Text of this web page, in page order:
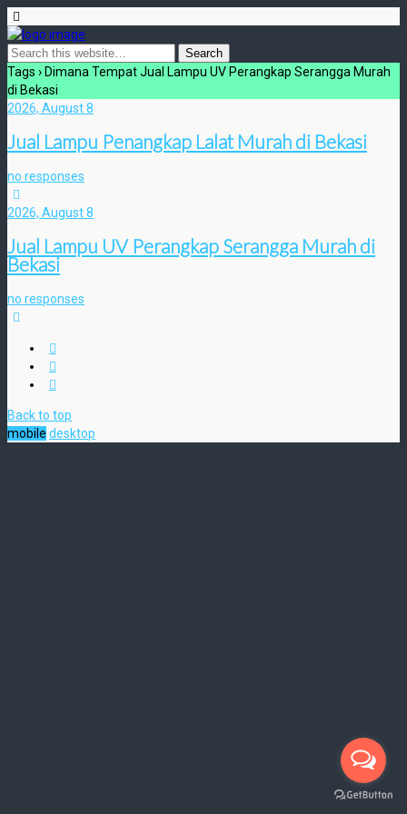
Tags › Dimana Tempat Jual Lampu UV Perangkap Serangga Murah
di Bekasi
2026, August 8
Jual Lampu Penangkap Lalat Murah di Bekasi
no responses
2026, August 8
Jual Lampu UV Perangkap Serangga Murah di
Bekasi
no responses
Back to top
mobile desktop